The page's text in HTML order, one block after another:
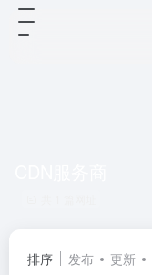
排序 发布 更新